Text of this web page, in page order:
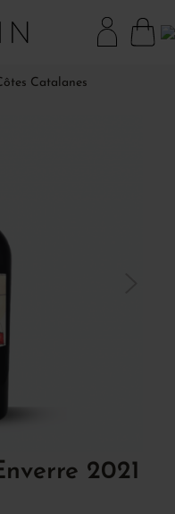
Catalanes
2021